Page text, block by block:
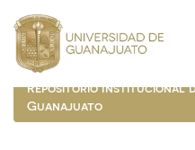
navigation
Repositorio Institucional
Guanajuato